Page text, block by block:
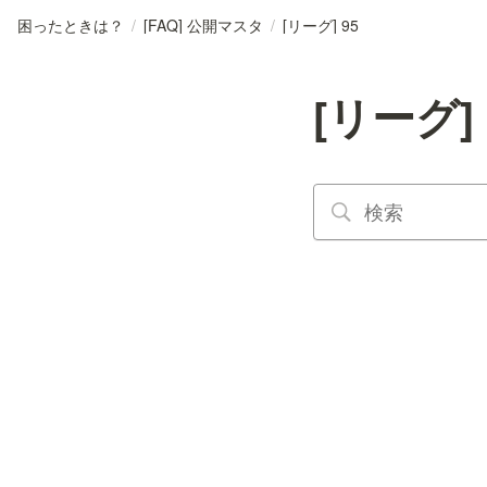
困ったときは？ / [FAQ] 公開マスタ / [リーグ] 95
[リーグ]